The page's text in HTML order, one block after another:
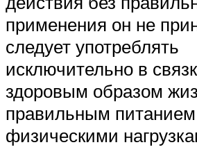
применения он не
следует употреблять
исключительно в
здоровым образом
правильным
физическими